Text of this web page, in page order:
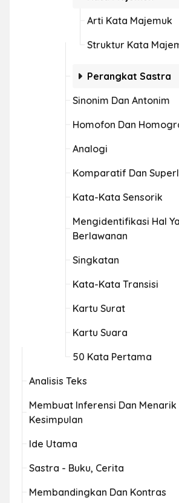
Arti Kata Majemuk
Struktur Kata
Perangkat Sastra
Sinonim Dan Antonim
Homofon Dan
Analogi
Komparatif Dan
Kata-Kata Sensorik
Mengidentifikasi Hal
Berlawanan
Singkatan
Kata-Kata Transisi
Kartu Surat
Kartu Suara
50 Kata Pertama
Analisis Teks
Membuat Inferensi Dan Menarik
Kesimpulan
Ide Utama
Sastra - Buku, Cerita
Membandingkan Dan Kontras